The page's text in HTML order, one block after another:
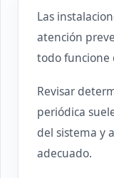
Las
atención
todo funcione
Revisar
periódica
del sistema y
adecuado.